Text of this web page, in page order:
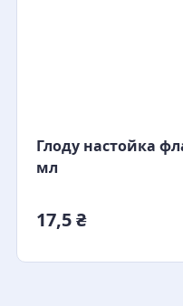
Глоду настойка
мл
17,5 ₴